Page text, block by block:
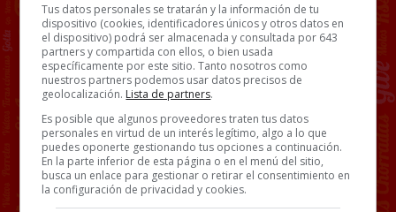
Tus datos personales se tratarán y la información de tu
dispositivo (cookies, identificadores únicos y otros datos en
el dispositivo) podrá ser almacenada y consultada por 643
partners y compartida con ellos, o bien usada
específicamente por este sitio. Tanto nosotros como
nuestros partners podemos usar datos precisos de
geolocalización. Lista de partners.
Es posible que algunos proveedores traten tus datos
personales en virtud de un interés legítimo, algo a lo que
puedes oponerte gestionando tus opciones a continuación.
En la parte inferior de esta página o en el menú del sitio,
busca un enlace para gestionar o retirar el consentimiento en
la configuración de privacidad y cookies.